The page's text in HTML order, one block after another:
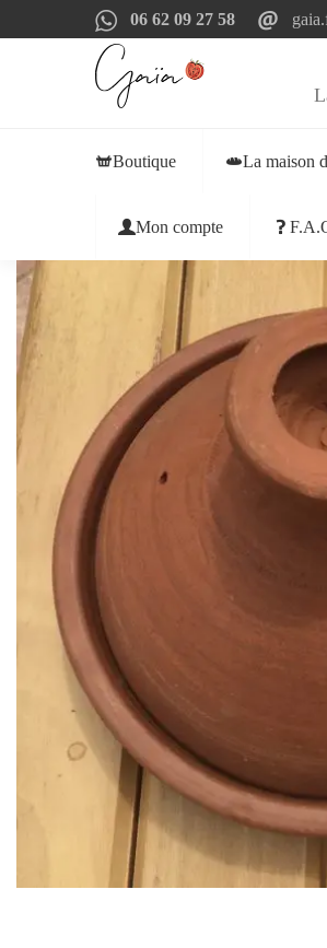
06 62 09 27 58
Boutique La maison
Mon compte